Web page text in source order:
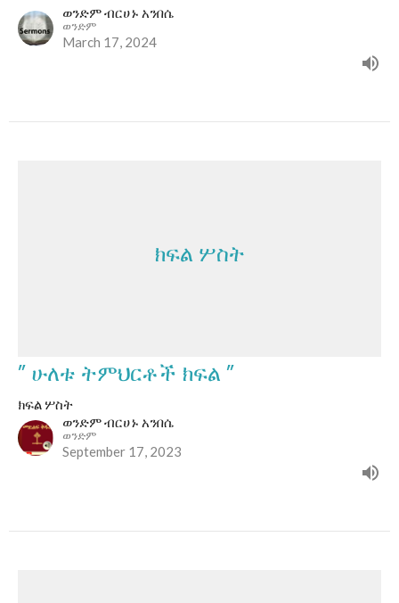
ወንድም ብርሀኑ አንበሴ
ወንድም
March 17, 2024
ክፍል ሦስት
” ሁለቱ ትምህርቶች ክፍል ”
ክፍል ሦስት
ወንድም ብርሀኑ አንበሴ
ወንድም
September 17, 2023